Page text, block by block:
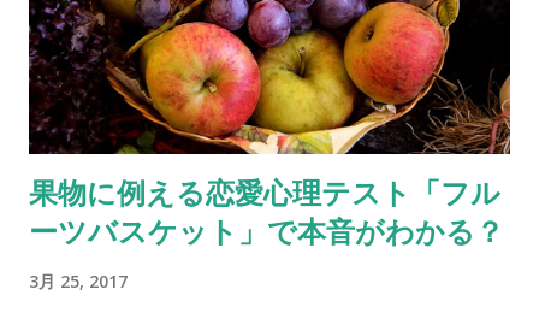
果物に例える恋愛心理テスト「フル
ーツバスケット」で本音がわかる？
3月 25, 2017